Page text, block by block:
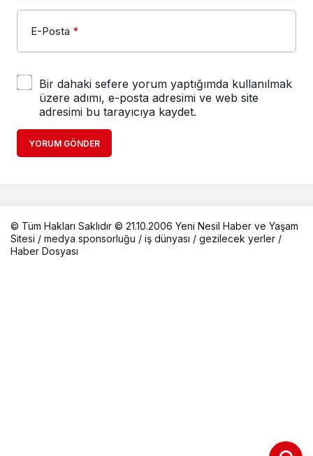
E-Posta *
Bir dahaki sefere yorum yaptığımda kullanılmak
üzere adımı, e-posta adresimi ve web site
adresimi bu tarayıcıya kaydet.
YORUM GÖNDER
© Tüm Hakları Saklıdır © 21.10.2006 Yeni Nesil Haber ve Yaşam
Sitesi / medya sponsorluğu / iş dünyası / gezilecek yerler /
Haber Dosyası